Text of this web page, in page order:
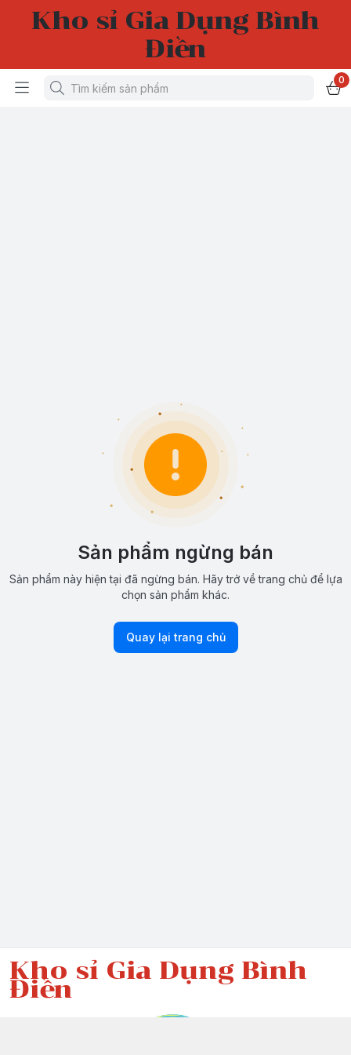
Kho sỉ Gia Dụng Bình
Điền
0
Sản phẩm ngừng bán
Sản phẩm này hiện tại đã ngừng bán. Hãy trở về trang chủ để lựa
chọn sản phẩm khác.
Quay lại trang chủ
Kho sỉ Gia Dụng Bình
Điền